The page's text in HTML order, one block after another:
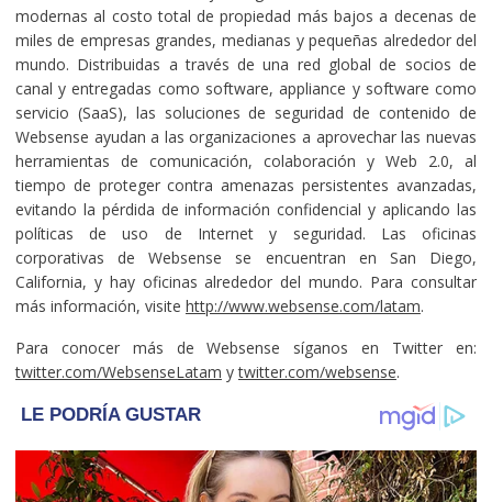
modernas al costo total de propiedad más bajos a decenas de
miles de empresas grandes, medianas y pequeñas alrededor del
mundo. Distribuidas a través de una red global de socios de
canal y entregadas como software, appliance y software como
servicio (SaaS), las soluciones de seguridad de contenido de
Websense ayudan a las organizaciones a aprovechar las nuevas
herramientas de comunicación, colaboración y Web 2.0, al
tiempo de proteger contra amenazas persistentes avanzadas,
evitando la pérdida de información confidencial y aplicando las
políticas de uso de Internet y seguridad. Las oficinas
corporativas de Websense se encuentran en San Diego,
California, y hay oficinas alrededor del mundo. Para consultar
más información, visite http://www.websense.com/latam.
Para conocer más de Websense síganos en Twitter en:
twitter.com/WebsenseLatam ytwitter.com/websense.